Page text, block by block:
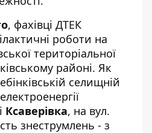
, фахівці ДТЕК
роботи на
територіальної
районі. Як
селищній
Ксаверівка, на вул.
знеструмлень - з